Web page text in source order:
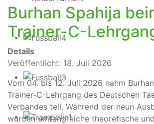
Burhan Spahija
Trainer-C-
Details
Veröffentlicht: 18. Juli 2026
Vom 04. bis 12. Juli 2026 nahm
Trainer-C-Lehrgang des Deutschen
Verbandes teil. Während der neun
wurden umfangreiche theoretische